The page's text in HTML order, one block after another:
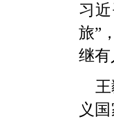
习
旅”
继有
义